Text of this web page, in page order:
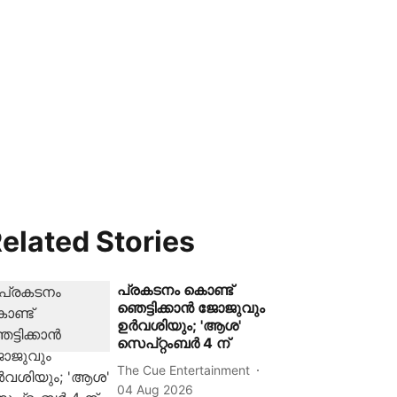
Stories
പ്രകടനം കൊണ്ട്
ഞെട്ടിക്കാൻ ജോജുവും
ഉർവശിയും; 'ആശ'
സെപ്റ്റംബർ 4 ന്
The Cue Entertainment
04 Aug 2026